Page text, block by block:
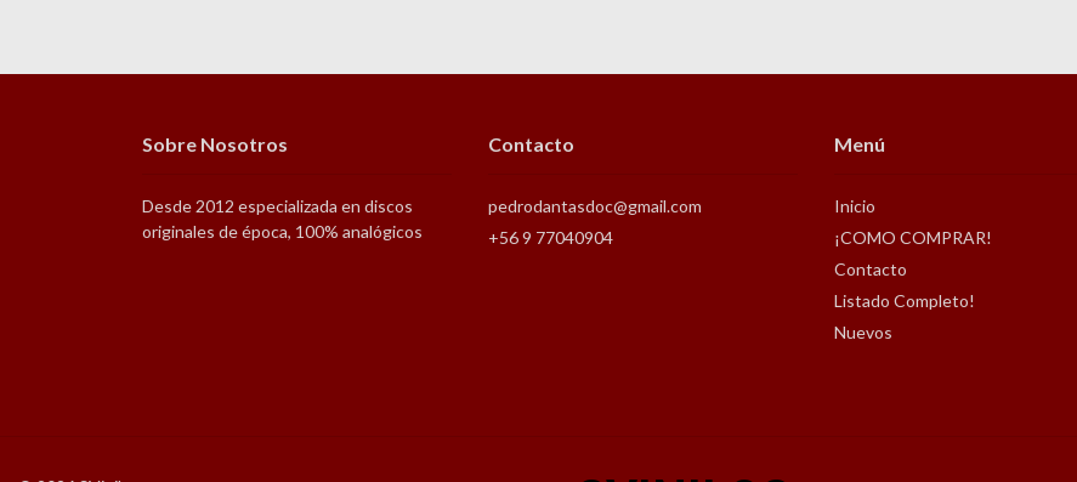
Sobre Nosotros
Desde 2012 especializada en discos
originales de época, 100% analógicos
Contacto
pedrodantasdoc@gmail.com
+56 9 77040904
Menú
Inicio
¡COMO COMPRAR!
Contacto
Listado Completo!
Nuevos